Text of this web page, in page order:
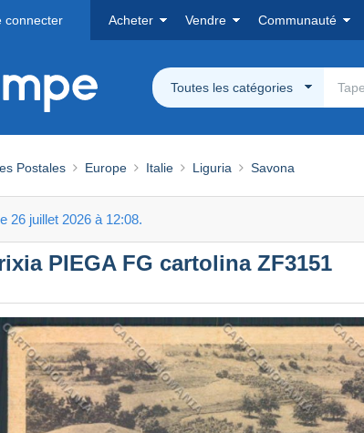
connecter Acheter Vendre Communauté
Toutes les catégories
Postales Europe Italie Liguria Savona
26 juillet 2026 à 12:08.
PIEGA FG cartolina ZF3151